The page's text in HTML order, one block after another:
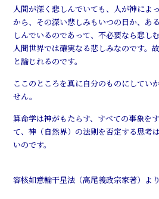
人間が深く悲しんでいても、人が神によ
から、その深い悲しみもいつの日か、あ
しんでいるのであって、不必要なら悲し
人間世界では確実なる悲しみなのです。
と論じれるのです。
ここのところを真に自分のものにしてい
せん。
算命学は神がもたらす、すべての事象を
て、神（自然界）の法則を否定する思考
いのです。
容核如意輪干星法（高尾義政宗家著）より